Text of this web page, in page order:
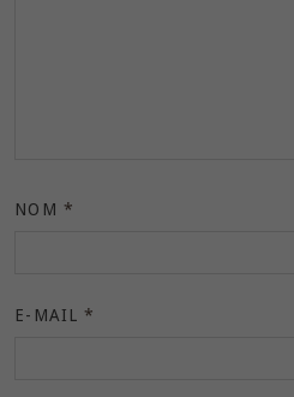
NOM *
E-MAIL *